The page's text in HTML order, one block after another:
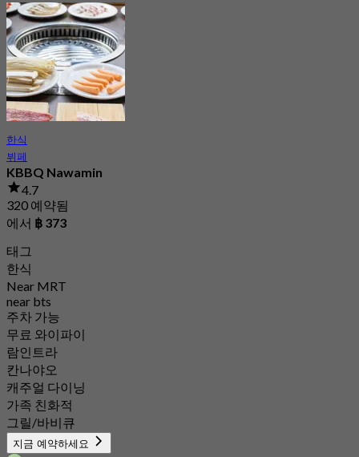
에서฿ 203.33
한식
뷔페
KBBQ Nawamin
4.7
320 예약됨
에서 ฿ 373
태그
한식
Near MRT
near bts
주차 가능
무료 와이파이
람인트라
칸나야오
캐주얼 다이닝
가족 친화적
그릴/바비큐
지금 예약하세요